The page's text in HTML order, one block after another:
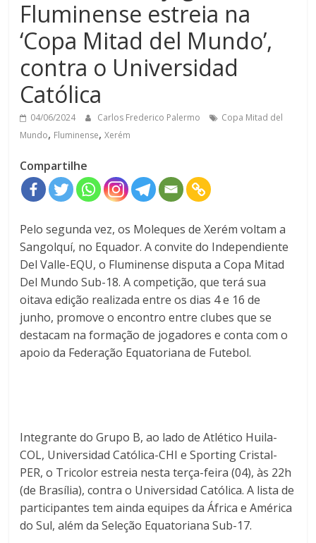
Fluminense estreia na
‘Copa Mitad del Mundo’,
contra o Universidad
Católica
04/06/2024 Carlos Frederico Palermo
Copa Mitad del
Mundo, Fluminense,Xerém
Compartilhe
Pelo segunda vez, os Moleques de Xerém voltam a
Sangolquí, no Equador. A convite do Independiente
Del Valle-EQU, o Fluminense disputa a Copa Mitad
Del Mundo Sub-18. A competição, que terá sua
oitava edição realizada entre os dias 4 e 16 de
junho, promove o encontro entre clubes que se
destacam na formação de jogadores e conta com o
apoio da Federação Equatoriana de Futebol.
Integrante do Grupo B, ao lado de Atlético Huila-
COL, Universidad Católica-CHI e Sporting Cristal-
PER, o Tricolor estreia nesta terça-feira (04), às 22h
(de Brasília), contra o Universidad Católica. A lista de
participantes tem ainda equipes da África e América
do Sul, além da Seleção Equatoriana Sub-17.